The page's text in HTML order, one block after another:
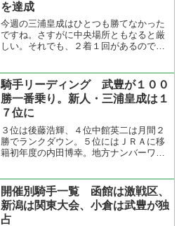
を達成
今週の三浦皇成はひとつも勝てなかった
ですね。さすがに中央場所ともなると厳
しい。それでも、２着１回があるので騎
達成して減量の恩恵もなし。実力で勝た
なくてはいけないので今年...
騎手リーディング 武豊が１００
勝一番乗り。新人・三浦皇成は１
７位に
３位は後藤浩輝、４位中館英二は月間２
勝でランクダウン。５位にはＪＲＡに移
籍初年度の内田博幸。地方ナンバーワン
三浦皇成に注目が集まっていますが、浜
中俊も頑張っていますね。...
開催別騎手一覧 函館は激戦区、
新潟は関東大会、小倉は武豊が独
占